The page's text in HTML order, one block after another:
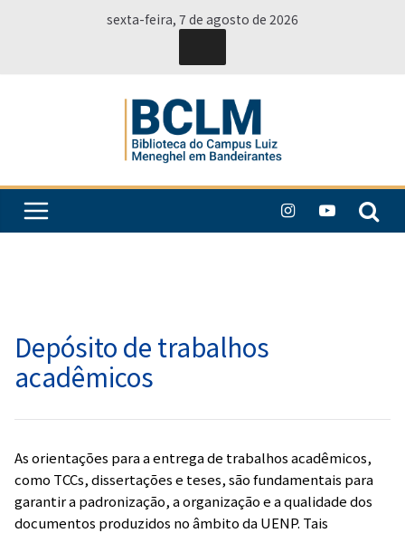
sexta-feira, 7 de agosto de 2026
Depósito de trabalhos
acadêmicos
As orientações para a entrega de trabalhos acadêmicos,
como TCCs, dissertações e teses, são fundamentais para
garantir a padronização, a organização e a qualidade dos
documentos produzidos no âmbito da UENP. Tais